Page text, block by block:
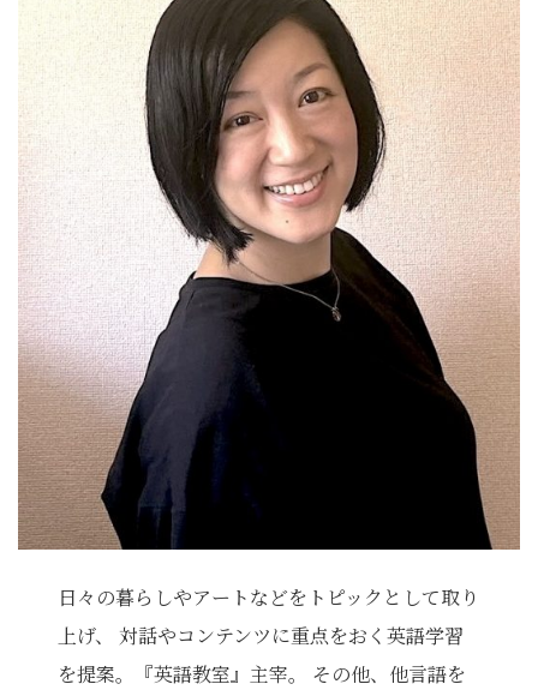
日々の暮らしやアートなどをトピックとして取り
上げ、 対話やコンテンツに重点をおく英語学習
を提案。『英語教室』主宰。 その他、他言語を